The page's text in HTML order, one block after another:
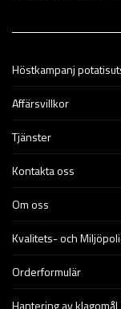
Höstkampanj
Affärsvillkor
Tjänster
Kontakta oss
Om oss
Kvalitets- och
Orderformulär
Hantering av klagomål